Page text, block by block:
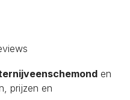
en
prijzen en